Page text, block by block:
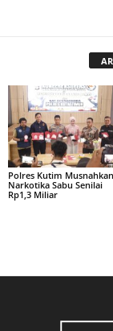
Polres Kutim Musnahkan
Narkotika Sabu Senilai
Rp1,3 Miliar